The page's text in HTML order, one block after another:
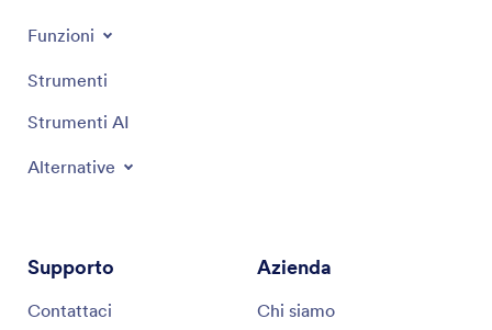
Funzioni
Strumenti
Strumenti AI
Alternative
Supporto
Contattaci
Azienda
Chi siamo